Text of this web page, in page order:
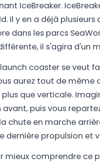
IceBreaker.
Il y en a déjà
dans les parcs
il s'agira d'un
coaster se veut
aurez tout de
que verticale.
avant, puis vous
chute en marche
dernière propulsion et
mieux comprendre ce